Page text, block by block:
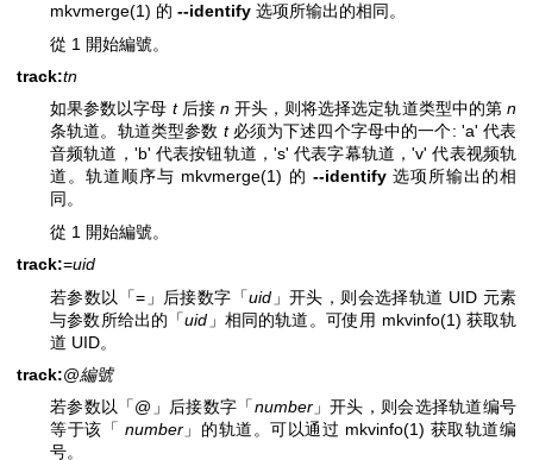
mkvmerge(1) 的 --identify 选项所输出的相同。
從 1 開始編號。
track:tn
如果参数以字母 t后接 n开头，则将选择选定轨道类型中的第n
条轨道。轨道类型参数 t必须为下述四个字母中的一个: 'a' 代表
音频轨道，'b' 代表按钮轨道，'s' 代表字幕轨道，'v' 代表视频轨
道。轨道顺序与 mkvmerge(1) 的 --identify选项所输出的相
同。
從 1 開始編號。
track:=uid
若参数以「=」后接数字「uid 」开头，则会选择轨道 UID 元素
与参数所给出的「uid 」相同的轨道。可使用 mkvinfo(1) 获取轨
道 UID。
track:@編號
若参数以「@」后接数字「number」开头，则会选择轨道编号
等于该「 number」的轨道。可以通过 mkvinfo(1) 获取轨道编
号。